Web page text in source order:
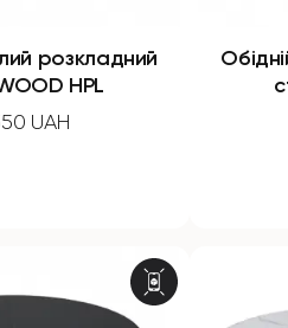
розкладний
HPL
UAH